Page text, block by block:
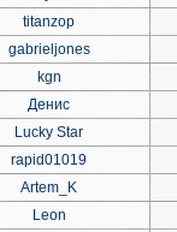
titanzop
gabrieljones
kgn
Денис
Lucky Star
rapid01019
Artem_K
Leon